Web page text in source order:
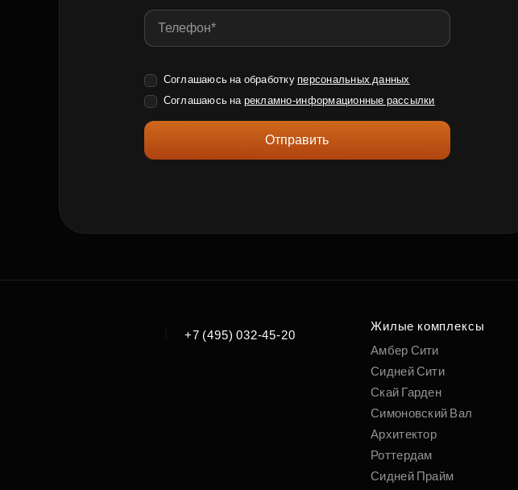
Соглашаюсь на обработку персональных данных
Соглашаюсь на рекламно-информационные рассылки
Отправить
+7 (495) 032-45-20
Жилые комплексы
Амбер Сити
Сидней Сити
Скай Гарден
Симоновский Вал
Архитектор
Роттердам
Сидней Прайм